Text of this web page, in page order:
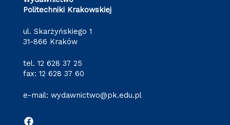
Politechniki Krakowskiej
ul. Skarżyńskiego 1
31-866 Kraków
tel. 12 628 37 25
fax: 12 628 37 60
e-mail: wydawnictwo@pk.edu.pl